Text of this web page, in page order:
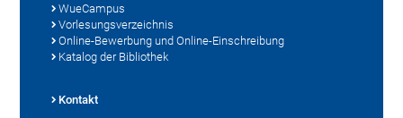
WueCampus
Vorlesungsverzeichnis
Online-Bewerbung und Online-Einschreibung
Katalog der Bibliothek
Kontakt